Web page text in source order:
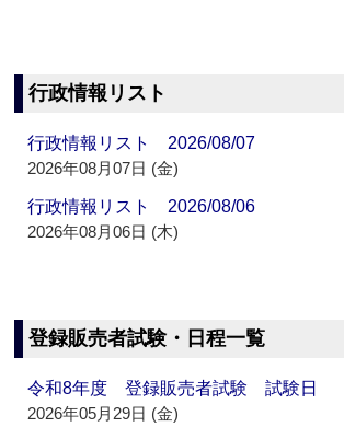
行政情報リスト
行政情報リスト 2026/08/07
2026年08月07日 (金)
行政情報リスト 2026/08/06
2026年08月06日 (木)
登録販売者試験・日程一覧
令和8年度 登録販売者試験 試験日 【
2026年05月29日 (金)